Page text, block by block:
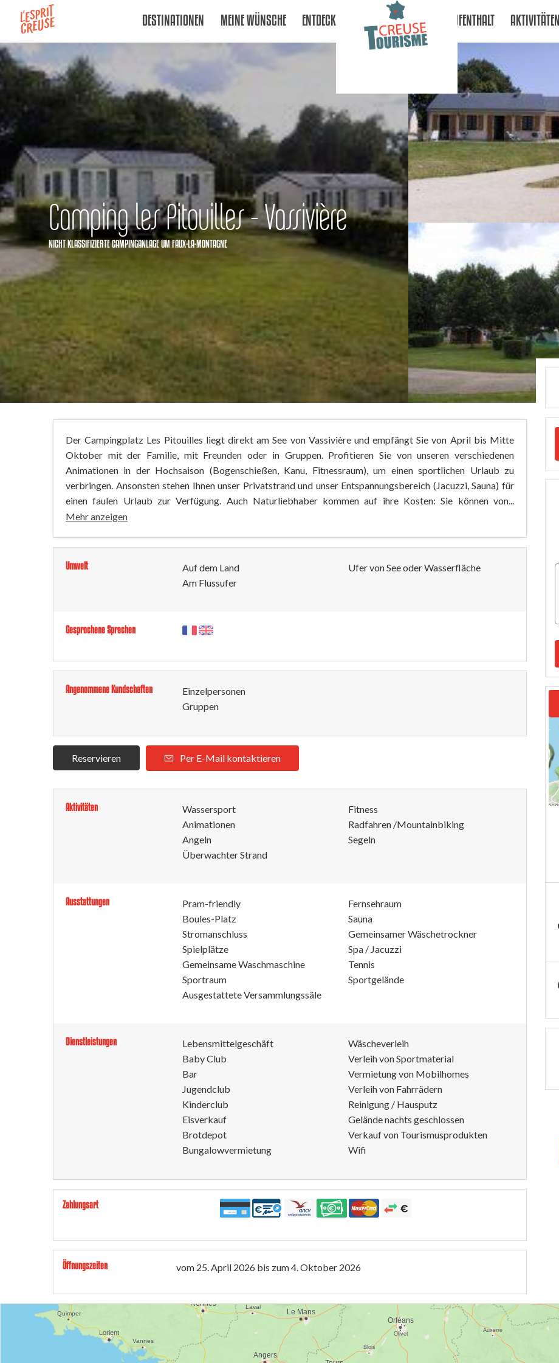
contenu
principal
DESTINATIONEN MEINE WÜNSCHE ENTDECKEN AUFENTHALT AKTIVITÄTEN
Camping les Pitouilles - Vassivière
NICHT KLASSIFIZIERTE CAMPINGANLAGEUM FAUX-LA-MONTAGNE
Der Campingplatz Les Pitouilles liegt direkt am See von Vassivière und empfängt Sie von April bis Mitte
Oktober mit der Familie, mit Freunden oder in Gruppen. Profitieren Sie von unseren verschiedenen
Animationen in der Hochsaison (Bogenschießen, Kanu, Fitnessraum), um einen sportlichen Urlaub zu
verbringen. Ansonsten stehen Ihnen unser Privatstrand und unser Entspannungsbereich (Jacuzzi, Sauna) für
einen faulen Urlaub zur Verfügung. Auch Naturliebhaber kommen auf ihre Kosten: Sie können von...
Mehr anzeigen
Umwelt Auf dem Land
Ufer von See oder Wasserfläche
Am Flussufer
Gesprochene Sprachen
Angenommene Kundschaften
Einzelpersonen
Gruppen
Reservieren Per E-Mail kontaktieren
Aktivitäten
Wassersport
Animationen
Angeln
Überwachter Strand
Fitness
Radfahren /Mountainbiking
Segeln
Ausstattungen
Pram-friendly
Boules-Platz
Stromanschluss
Spielplätze
Gemeinsame Waschmaschine
Sportraum
Ausgestattete Versammlungssäle
Fernsehraum
Sauna
Gemeinsamer Wäschetrockner
Spa / Jacuzzi
Tennis
Sportgelände
Dienstleistungen
Lebensmittelgeschäft
Baby Club
Bar
Jugendclub
Kinderclub
Eisverkauf
Brotdepot
Bungalowvermietung
Wäscheverleih
Verleih von Sportmaterial
Vermietung von Mobilhomes
Verleih von Fahrrädern
Reinigung / Hausputz
Gelände nachts geschlossen
Verkauf von Tourismusprodukten
Wifi
Zahlungsart
Öffnungszeiten vom 25. April 2026 bis zum4. Oktober 2026